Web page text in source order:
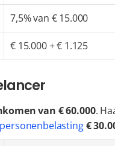
7,5% van € 15.000
€ 15.000 + € 1.125
van € 60.000.
personenbelasting€